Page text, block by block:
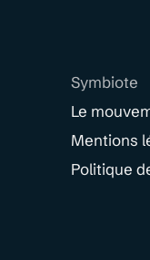
Symbiote
Le
Mentions
Politique